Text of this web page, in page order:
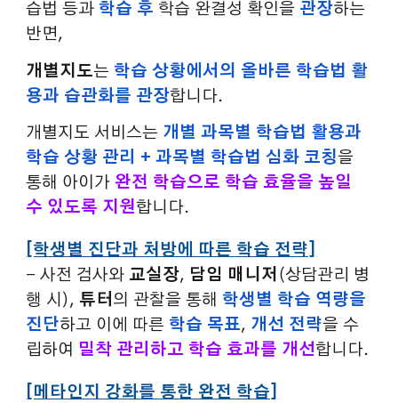
습법 등과 학습 후 학습 완결성 확인을 관장하는
반면,
개별지도는 학습 상황에서의 올바른 학습법 활
용과 습관화를 관장합니다.
개별지도 서비스는 개별 과목별 학습법 활용과
학습 상황 관리 +과목별 학습법 심화 코칭을
통해 아이가 완전 학습으로 학습 효율을 높일
수 있도록 지원합니다.
[학생별 진단과 처방에 따른 학습 전략]
- 사전 검사와 교실장, 담임 매니저 (상담관리 병
행 시), 튜터 의 관찰을 통해 학생별 학습 역량을
진단하고 이에 따른 학습 목표, 개선 전략을 수
립하여 밀착 관리하고 학습 효과를 개선합니다.
[메타인지 강화를 통한 완전 학습]